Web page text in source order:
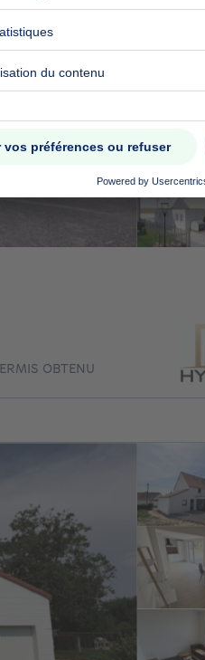
OBTENU